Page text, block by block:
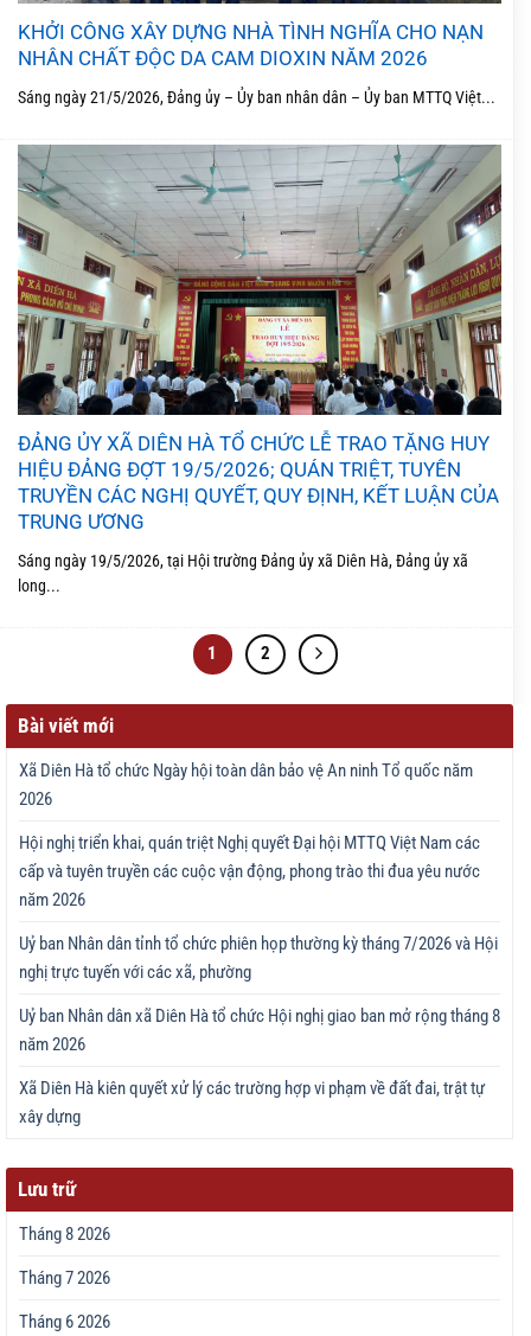
KHỞI CÔNG XÂY DỰNG NHÀ TÌNH NGHĨA CHO NẠN
NHÂN CHẤT ĐỘC DA CAM DIOXIN NĂM 2026
Sáng ngày 21/5/2026, Đảng ủy – Ủy ban nhân dân – Ủy ban MTTQ Việt...
ĐẢNG ỦY XÃ DIÊN HÀ TỔ CHỨC LỄ TRAO TẶNG HUY
HIỆU ĐẢNG ĐỢT 19/5/2026; QUÁN TRIỆT, TUYÊN
TRUYỀN CÁC NGHỊ QUYẾT, QUY ĐỊNH, KẾT LUẬN CỦA
TRUNG ƯƠNG
Sáng ngày 19/5/2026, tại Hội trường Đảng ủy xã Diên Hà, Đảng ủy xã
long...
1 2
Bài viết mới
Xã Diên Hà tổ chức Ngày hội toàn dân bảo vệ An ninh Tổ quốc năm
2026
Hội nghị triển khai, quán triệt Nghị quyết Đại hội MTTQ Việt Nam các
cấp và tuyên truyền các cuộc vận động, phong trào thi đua yêu nước
năm 2026
Uỷ ban Nhân dân tỉnh tổ chức phiên họp thường kỳ tháng 7/2026 và Hội
nghị trực tuyến với các xã, phường
Uỷ ban Nhân dân xã Diên Hà tổ chức Hội nghị giao ban mở rộng tháng 8
năm 2026
Xã Diên Hà kiên quyết xử lý các trường hợp vi phạm về đất đai, trật tự
xây dựng
Lưu trữ
Tháng 8 2026
Tháng 7 2026
Tháng 6 2026